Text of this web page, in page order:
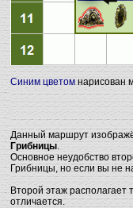
Синим цветом нарисован
Данный маршрут
Грибницы.
Основное неудобство
Грибницы, но если вы не
Второй этаж
отличается.